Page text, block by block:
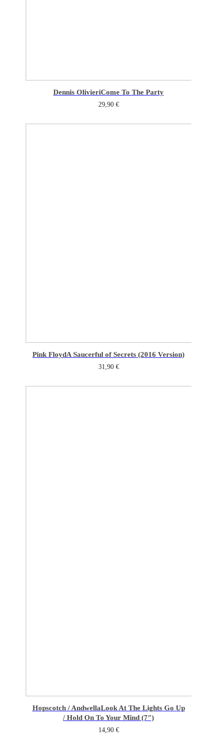
Dennis OlivieriCome To The Party
29,90 €
Pink FloydA Saucerful of Secrets (2016 Version)
31,90 €
Hopscotch / AndwellaLook At The Lights Go Up
/ Hold On To Your Mind (7″)
14,90 €